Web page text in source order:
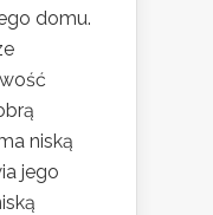
domu.
niską
jego